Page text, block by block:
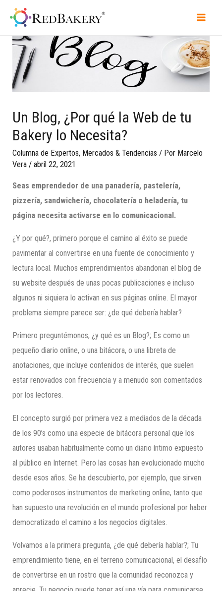
Un Blog, ¿Por qué la Web de tu
Bakery lo Necesita?
Columna de Expertos, Mercados & Tendencias / Por Marcelo
Vera /abril 22, 2021
Seas emprendedor de una panadería, pastelería,
pizzería, sandwichería, chocolatería o heladería, tu
página necesita activarse en lo comunicacional.
¿Y por qué?, primero porque el camino al éxito se puede
pavimentar al convertirse en una fuente de conocimiento y
lectura local. Muchos emprendimientos abandonan el blog de
su website después de unas pocas publicaciones e incluso
algunos ni siquiera lo activan en sus páginas online. El mayor
problema siempre parece ser: ¿de qué debería hablar?
Primero preguntémonos, ¿y qué es un Blog?; Es como un
pequeño diario online, o una bitácora​, o una libreta de
anotaciones, que incluye contenidos de interés, que suelen
estar renovados con frecuencia y a menudo son comentados
por los lectores.
El concepto surgió por primera vez a mediados de la década
de los 90’s como una especie de bitácora personal que los
autores usaban habitualmente como un diario íntimo expuesto
al público en Internet. Pero las cosas han evolucionado mucho
desde esos años. Se ha descubierto, por ejemplo, que sirven
como poderosos instrumentos de marketing online, tanto que
han supuesto una revolución en el mundo profesional por haber
democratizado el camino a los negocios digitales.
Volvamos a la primera pregunta, ¿de qué debería hablar?; Tu
emprendimiento tiene, en el terreno comunicacional, el desafío
de convertirse en un rostro que la comunidad reconozca y